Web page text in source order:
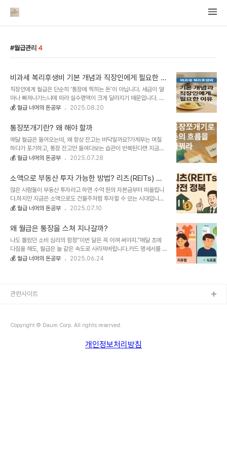
월급관리 4
비과세 복리후생비 기본 개념과 직장인에게 필요한 이
유
직장인에게 월급은 단순히 ‘통장에 찍히는 돈’이 아닙니다. 세금이 얼
마나 빠져나가느냐에 따라 실수령액이 크게 달라지기 때문입니다. 이
과정에서 중요한 역할을 하는 것이 바로 비과세 복리후생비입니다. 이
을 의미합니다.이번 글에서는 비과세 복리후생비의 개념과 필요성을
정리해 드리겠습니다.1. 비과세 복리후생비란 무엇인가?비과세 복리후
생비는 말 그대로 세금을 매기지 않는 복리후생비를 뜻합니다. 회사가
직원의 생활 안정과 복지를 위해 지급하는 비용 중, 세법에서 특정 한
도까지는 과세하지 않도록 정해 둔 항목이 여기에 해당됩니다.예를 들
세 대상에서 제외됩니다.즉, 동일한 급여를 ..
💰 월급 너머의 돈공부 2025.08.20
통장쪼개기란? 왜 해야 할까
매달 월급은 들어오는데, 왜 항상 잔고는 바닥일까요?가계부는 며칠
하다가 포기하고, 통장 잔고만 들여다보는 습관이 반복된다면 지금이
바로 통장 구조를 바꿔야 할 때입니다.‘통장쪼개기’는 돈을 관리하는
조만 바꿔도 지출이 보이고, 미래가 보입니다.1. 통장쪼개기란?말 그대
로 한 개의 통장을 여러 개로 나누어 운영하는 방식입니다.은행 계좌를
물리적으로 여러 개 만드는 경우도 있고, 한 계좌 안에서 자동이체로
분산 관리하는 경우도 있습니다.핵심은 단순합니다.돈을 목적에 따라
분리해서 관리하면, 쓸 돈과 안 쓸 돈이 명확해진다는 점입니다.2. 왜
쓸 수 있는 돈이 ‘전부’처럼 ..
💰 월급 너머의 돈공부 2025.07.28
소액으로 부동산 투자 가능한 방법? 리츠(REITs) 완
전 정복
많은 사람들이 부동산 투자라고 하면 수억 원의 자본금부터 떠올립니
다.하지만 지금은 소액으로도 건물주처럼 투자할 수 있는 시대입니다.
그 방법 중 하나가 바로 ‘리츠(REITs)’입니다.오늘은 부동산 투자의
정복해보겠습니다.리츠(REITs)란 무엇인가요?리츠(REITs, Real
Estate Investment Trusts)는여러 투자자로부터 자금을 모아 부
동산에 투자하고그 수익을 배당금으로 나누는 금융 상품입니다.쉽게
말해,부동산을 조각내어 소액으로 투자하는 방식이라고 볼 수 있습니
다.리츠의 투자 방식1. 에쿼티 리츠 (Equity REITs)건물을 직접 보유
💰 월급 너머의 돈공부 2025.07.10
왜 월급은 통장을 스쳐 지나갈까?
나도 몰랐던 소비 심리의 함정“이번 달은 꼭 아껴 써야지.”매달 초에
다짐을 해도, 월급은 늘 같은 속도로 사라져버립니다.카드 명세서를 보
면 한숨이 절로 나오고, ‘내가 이렇게까지 썼나?’ 싶은 생각이 들죠.월
트를 사 먹고, 온라인 쇼핑몰 장바구니에 담아둔 물건을 결제했습니
까 말까 한 옷까지. 저는 제 ..
💰 월급 너머의 돈공부 2025.06.24
Copyright © Daum Corp. All rights reserved.
관련사이트
개인정보처리방침